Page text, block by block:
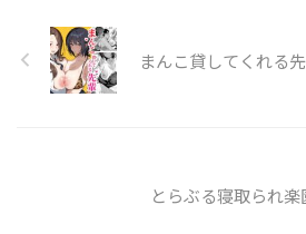
まんこ貸してくれる
とらぶる寝取られ